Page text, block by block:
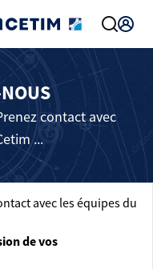
contact avec
...
avec les équipes du
de vos